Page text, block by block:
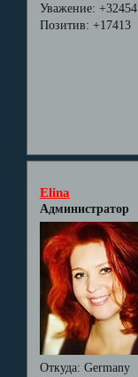
Уважение: +32454
Позитив: +17413
Elina
Администратор
Откуда: Germany